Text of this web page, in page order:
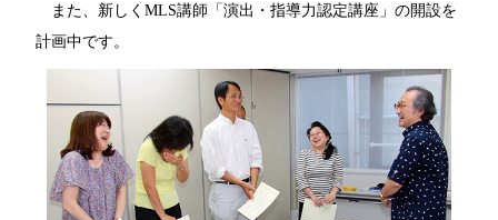
また、新しくMLS講師「演出・指導力認定講座」の開設を
計画中です。